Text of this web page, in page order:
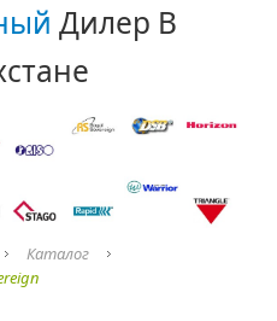
Дилер В
Каталог